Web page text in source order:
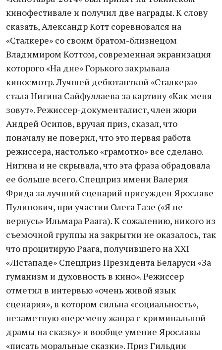
кинофестивале и получил две награды. К слову
сказать, Александр Котт соревновался на
«Сталкере» со своим братом-близнецом
Владимиром Коттом, современная экранизация
которого «На дне» Горького закрывала
киносмотр. Лучшей дебютанткой «Сталкера»
стала Нигина Сайфуллаева за картину «Как меня
зовут». Режиссер-документалист, член жюри
Андрей Осипов, вручая приз, сказал, что
поначалу не поверил, что это первая работа
режиссера, настолько «грамотно» все сделано.
Нигина и не скрывала, что эта фраза обрадовала
ее больше всего. Спецприз имени Валерия
Фрида за лучший сценарий присужден Ярославе
Пулинович, при участии Олега Газе («Я не
вернусь» Ильмара Раага). К сожалению, никого из
съемочной группы на закрытии не оказалось, так
что процитирую Раага, получившего на XXI
«Лістападе» Спецприз Президента Беларуси «За
гуманизм и духовность в кино». Режиссер
отметил в интервью «очень живой язык
сценария», в котором сильна «социальность»,
незаметную «перемену жанра с криминальной
драмы на сказку» и вообще умение Ярославы
«писать моральные сказки». Приз Гильдии